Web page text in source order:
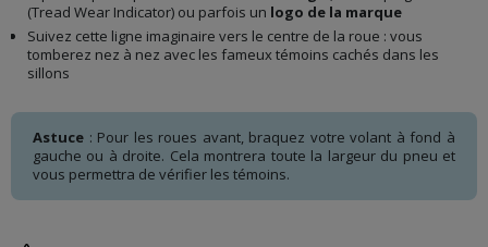
(Tread Wear Indicator) ou parfois un logo de la marque
Suivez cette ligne imaginaire vers le centre de la roue : vous
tomberez nez à nez avec les fameux témoins cachés dans les
sillons
Astuce : Pour les roues avant, braquez votre volant à fond à
gauche ou à droite. Cela montrera toute la largeur du pneu et
vous permettra de vérifier les témoins.